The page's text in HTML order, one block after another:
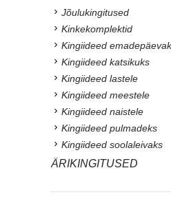
Jõulukingitused
Kinkekomplektid
Kingiideed
Kingiideed katsikuks
Kingiideed lastele
Kingiideed meestele
Kingiideed naistele
Kingiideed pulmadeks
Kingiideed soolaleivaks
ÄRIKINGITUSED